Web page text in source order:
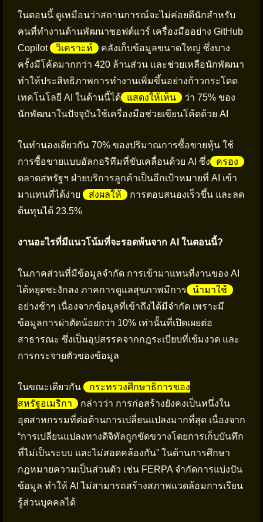
ในตอนนี้ ดูเหมือนว่าสถานการณ์จะไม่ค่อยดีนักสำหรับ
คนที่ทำงานด้านพัฒนาซอฟต์แวร์ เครื่องมืออย่าง GitHub
Copilot
วิเคราะห์
คลังเก็บข้อมูลขนาดใหญ่ ซึ่งบาง
ครั้งมีโค้ดมากกว่า 420 ล้านส่วน และช่วยเหลือนักพัฒนา
ทำให้ประสิทธิภาพการทำงานเพิ่มขึ้นอย่างก้าวกระโดด
เทคโนโลยี AI ในด้านนี้ได้
แสดงให้เห็น
ว่า 75% ของ
นักพัฒนาในปัจจุบันใช้เครื่องมือช่วยเขียนโค้ดด้วย AI
ในทำนองเดียวกัน 70% ของปริมาณการซื้อขายหุ้น ใช้
การซื้อขายแบบอัลกอริทึมที่ขับเคลื่อนด้วย AI ซึ่ง
ครอง
ตลาดสหรัฐฯ ฝ่ายบริการลูกค้าเป็นอีกเป้าหมายที่ AI เข้า
มาแทนที่ได้ง่าย
ส่งผลให้
การตอบสนองเร็วขึ้น และลด
ต้นทุนได้ 23.5%
งานอะไรที่มีแนวโน้มที่จะรอดพ้นจาก AI ในตอนนี้?
ในภาคส่วนที่มีข้อมูลจำกัด การเข้ามาแทนที่งานของ AI
ได้หยุดชะงักลง ภาคการดูแลสุขภาพมีการ
นำมาใช้
อย่างช้าๆ เนื่องจากข้อมูลที่เข้าถึงได้มีจำกัด เพราะมี
ข้อมูลการผ่าตัดน้อยกว่า 10% เท่านั้นที่เปิดเผยต่อ
สาธารณะ ซึ่งเป็นอุปสรรคจากกฎระเบียบที่เข้มงวด และ
การกระจายตัวของข้อมูล
ในขณะเดียวกัน
กระทรวงศึกษาธิการของ
สหรัฐอเมริกา
กล่าวว่า การก่อสร้างยังคงเป็นหนึ่งใน
อุตสาหกรรมที่ต่อต้านการเปลี่ยนแปลงมากที่สุด เนื่องจาก
“การเปลี่ยนแปลงทางดิจิทัลถูกขัดขวางโดยการเก็บบันทึก
ที่ไม่เป็นระบบ และไม่สอดคล้องกัน” ในด้านการศึกษา
กฎหมายความเป็นส่วนตัว เช่น FERPA จำกัดการแบ่งปัน
ข้อมูล ทำให้ AI ไม่สามารถสร้างสภาพแวดล้อมการเรียน
รู้ส่วนบุคคลได้